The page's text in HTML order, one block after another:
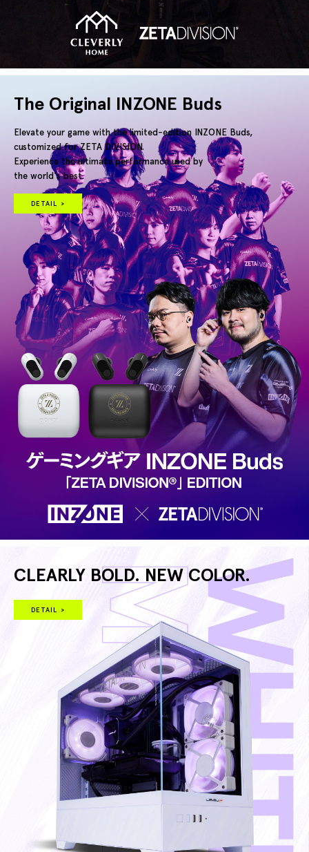
The Original INZONE Buds
Elevate your game with the limited-edition INZONE Buds,
customized for ZETA DIVISION.
Experience the ultimate performance used by
the world's best.
DETAIL >
CLEARLY BOLD. NEW COLOR.
DETAIL >